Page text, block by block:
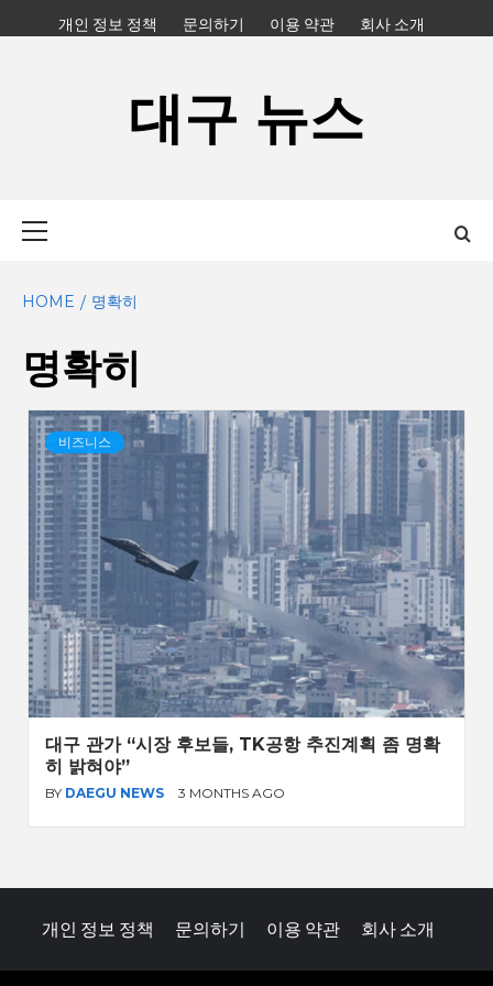
to
개인 정보 정책 문의하기 이용 약관 회사 소개
대구 뉴스
HOME 명확히
명확히
비즈니스
대구 관가 “시장 후보들, TK공항 추진계획 좀 명확
히 밝혀야”
BY DAEGU NEWS 3 MONTHS AGO
개인 정보 정책 문의하기 이용 약관 회사 소개